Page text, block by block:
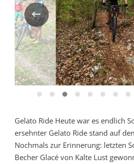
Gelato Ride Heute war es endlich
ersehnter Gelato Ride stand auf
Nochmals zur Erinnerung: letzten
Becher Glacé von Kalte Lust